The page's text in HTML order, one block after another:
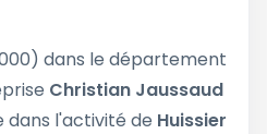
dans le département
Christian Jaussaud
dans l'activité de Huissier